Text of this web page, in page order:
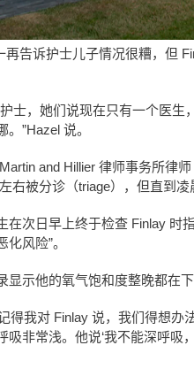
再告诉护士儿子情况很糟，但
士，她们说现在只有一个医生
”Hazel 说。
and Hillier 律师事务所律
右被分诊（triage），但直到
在次日早上终于检查 Finlay 时
风险”。
显示他的氧气饱和度整晚都在下
得我对 Finlay 说，我们得想办
非常浅。他说‘我不能深呼吸